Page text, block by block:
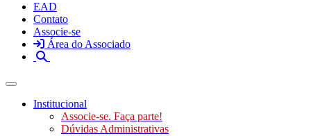
EAD
Contato
Associe-se
Área do Associado
Toggle navigation
Institucional
Associe-se. Faça parte!
Dúvidas Administrativas